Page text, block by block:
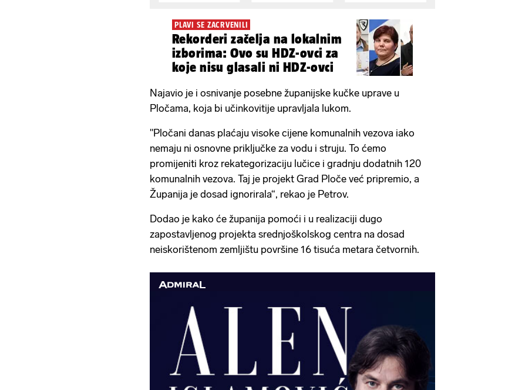
PLAVI SE ZACRVENILI
Rekorderi začelja na lokalnim
izborima: Ovo su HDZ-ovci za
koje nisu glasali ni HDZ-ovci
Najavio je i osnivanje posebne županijske kučke uprave u
Pločama, koja bi učinkovitije upravljala lukom.
"Pločani danas plaćaju visoke cijene komunalnih vezova iako
nemaju ni osnovne priključke za vodu i struju. To ćemo
promijeniti kroz rekategorizaciju lučice i gradnju dodatnih 120
komunalnih vezova. Taj je projekt Grad Ploče već pripremio, a
Županija je dosad ignorirala“, rekao je Petrov.
Dodao je kako će županija pomoći i u realizaciji dugo
zapostavljenog projekta srednjoškolskog centra na dosad
neiskorištenom zemljištu površine 16 tisuća metara četvornih.